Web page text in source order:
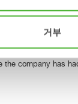
거부
the global
tools for
Italy, May 6–9, with
an important
the company has